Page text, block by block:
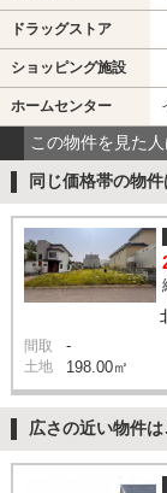
ドラッグストア
ショッピング施設
ホームセンター
この物件を見た
同じ価格帯の物
間取 -
土地 198.00㎡
広さの近い物件は